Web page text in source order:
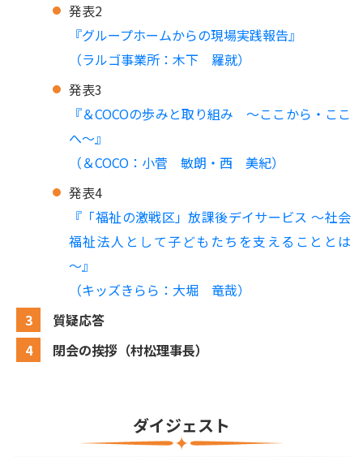
発表2
『グループホームからの現場実践報告』
（ラルゴ事業所：木下 羅就）
発表3
『＆COCOの歩みと取り組み ～ここから・ここ
へ～』
（＆COCO：小菅 敏朗・西 美紀）
発表4
『「福祉の激戦区」放課後デイサービス ～社会
福祉法人として子どもたちを支えることとは
～』
（キッズきらら：大堀 竜哉）
質疑応答
閉会の挨拶（村松理事長）
ダイジェスト